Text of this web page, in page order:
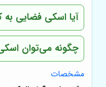
آیا اسکی فضایی
چگونه می‌توان
مشخصات